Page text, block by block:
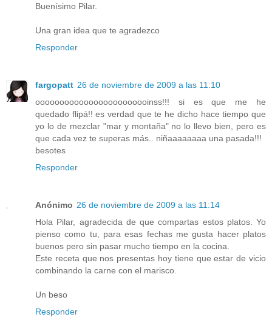
Buenísimo Pilar.
Una gran idea que te agradezco
Responder
fargopatt 26 de noviembre de 2009 a las 11:10
oooooooooooooooooooooooinss!!! si es que me he
quedado flipá!! es verdad que te he dicho hace tiempo que
yo lo de mezclar "mar y montaña" no lo llevo bien, pero es
que cada vez te superas más.. niñaaaaaaaa una pasada!!!
besotes
Responder
Anónimo 26 de noviembre de 2009 a las 11:14
Hola Pilar, agradecida de que compartas estos platos. Yo
pienso como tu, para esas fechas me gusta hacer platos
buenos pero sin pasar mucho tiempo en la cocina.
Este receta que nos presentas hoy tiene que estar de vicio
combinando la carne con el marisco.
Un beso
Responder